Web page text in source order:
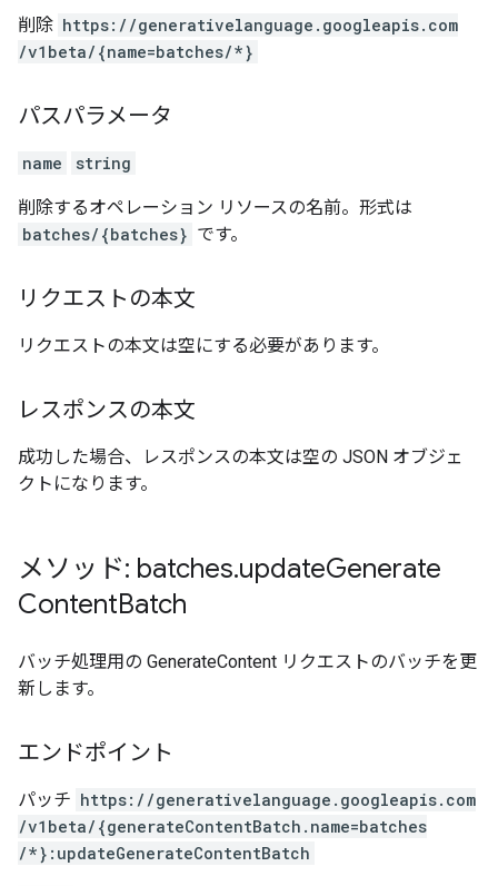
削除 https: / /generativelanguage.googleapis.com
/v1beta/{name=batches/*}
パスパラメータ
name string
削除するオペレーション リソースの名前。形式は
batches/{batches} です。
リクエストの本文
リクエストの本文は空にする必要があります。
レスポンスの本文
成功した場合、レスポンスの本文は空の JSON オブジェ
クトになります。
メソッド: batches.updateGenerate
ContentBatch
バッチ処理用の GenerateContent リクエストのバッチを更
新します。
エンドポイント
パッチ https: / /generativelanguage.googleapis.com
/v1beta/{generateContentBatch.name=batches
/*}:updateGenerateContentBatch